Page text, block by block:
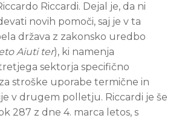
Riccardi. Dejal je, da ni
novih pomoči, saj je v ta
država z zakonsko uredbo
Aiuti ter), ki namenja
sektorja specifično
stroške uporabe termične in
v drugem polletju. Riccardi je še
287 z dne 4. marca letos, s